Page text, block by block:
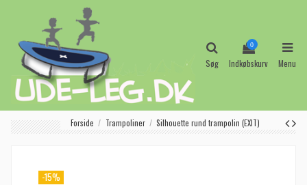
Søg
0
Indkøbskurv Menu
Forside Trampoliner Silhouette rund trampolin (EXIT)
-15%